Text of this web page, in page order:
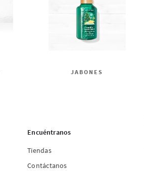
JABONES
Encuéntranos
Tiendas
Contáctanos